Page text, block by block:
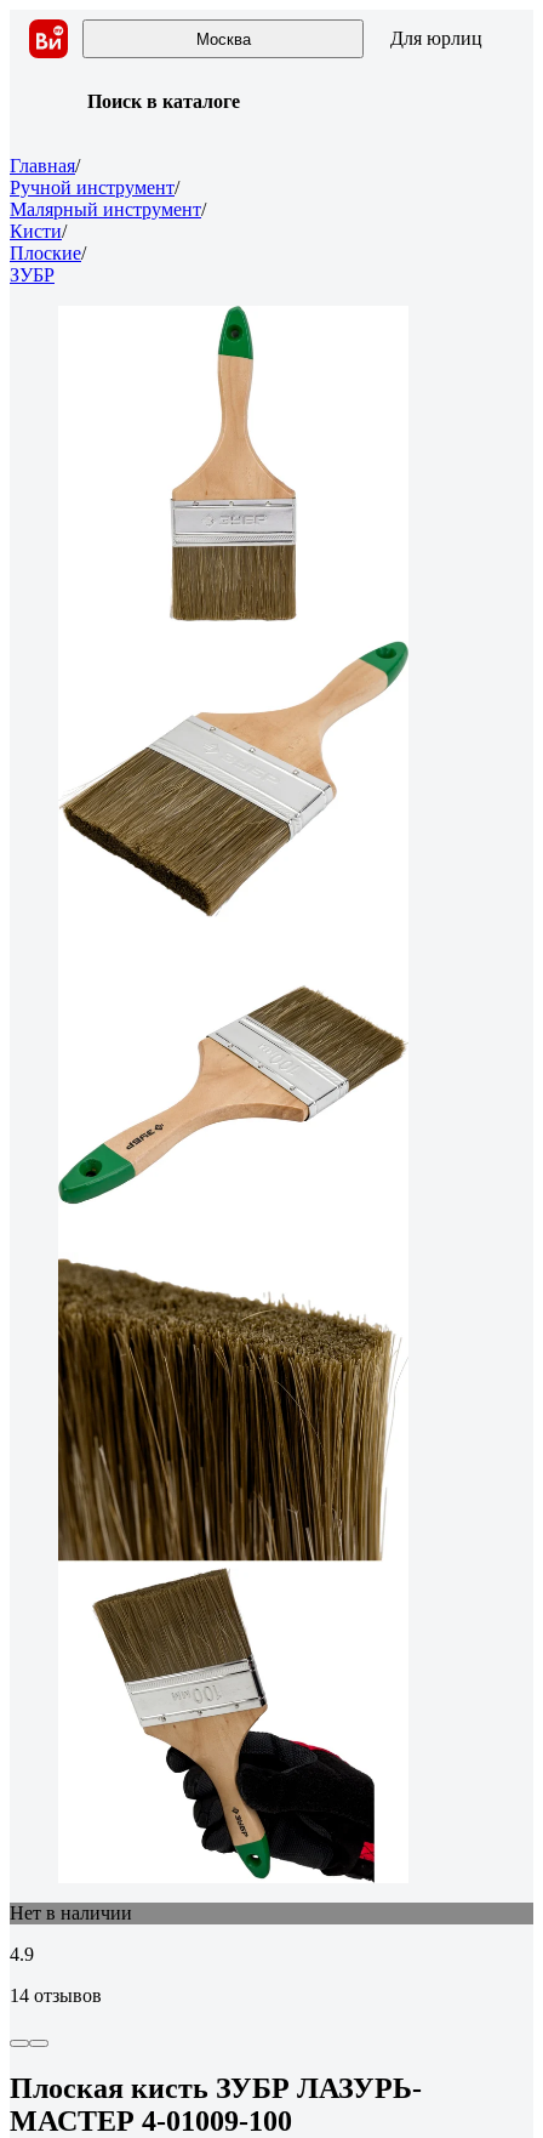
Москва Для юрлиц
Поиск в каталоге
Главная/
Ручной инструмент/
Малярный инструмент/
Кисти/
Плоские/
ЗУБР
Нет в наличии
4.9
14 отзывов
Плоская кисть ЗУБР ЛАЗУРЬ-
МАСТЕР 4-01009-100